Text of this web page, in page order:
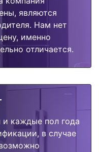
являются
Нам нет
именно
отличается.
каждые пол года
в случае